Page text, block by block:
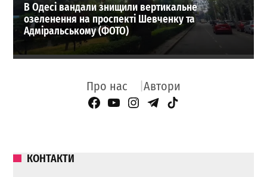
В Одесі вандали знищили вертикальне
озеленення на проспекті Шевченку та
Адміральському (ФОТО)
Про нас Автори
Facebook Page
YouTube
Instagram
Telegram
TikTok
КОНТАКТИ